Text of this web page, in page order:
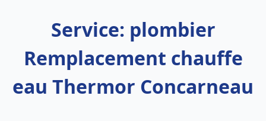
Service: plombier
Remplacement chauffe
eau Thermor Concarneau